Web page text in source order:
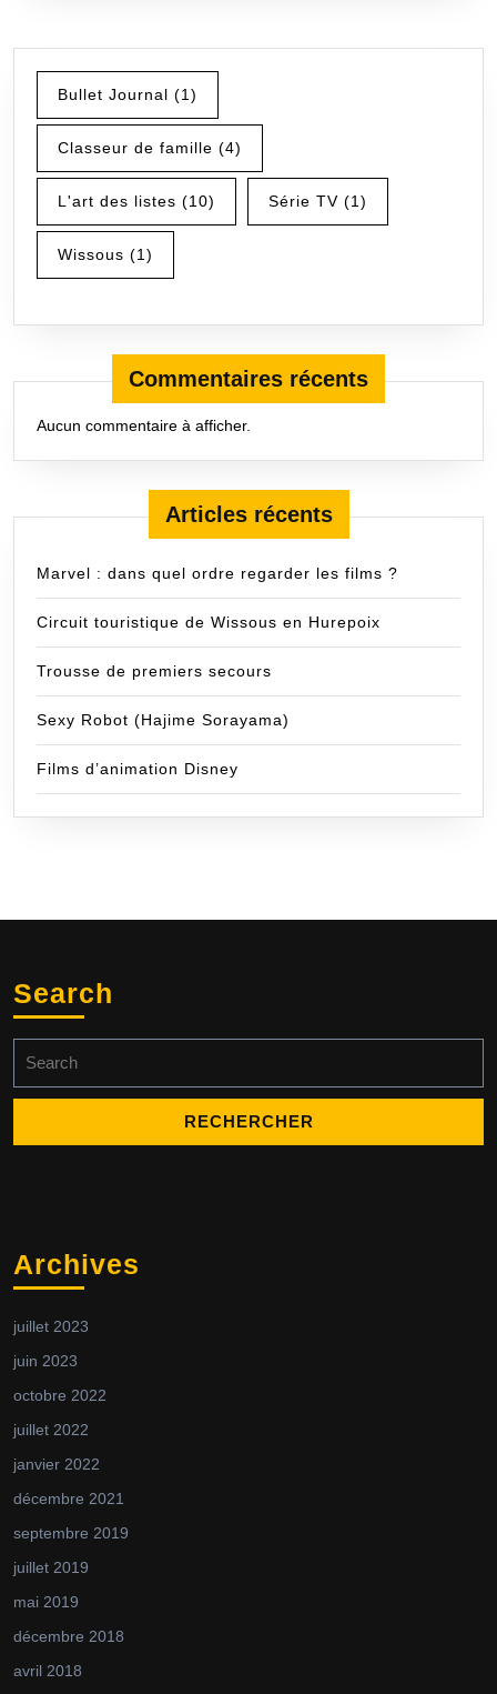
Bullet Journal (1)
Classeur de famille (4)
L'art des listes (10) Série TV (1)
Wissous (1)
Commentaires récents
Aucun commentaire à afficher.
Articles récents
Marvel : dans quel ordre regarder les films ?
Circuit touristique de Wissous en Hurepoix
Trousse de premiers secours
Sexy Robot (Hajime Sorayama)
Films d’animation Disney
Search
for:
Archives
juillet 2023
juin 2023
octobre 2022
juillet 2022
janvier 2022
décembre 2021
septembre 2019
juillet 2019
mai 2019
décembre 2018
avril 2018